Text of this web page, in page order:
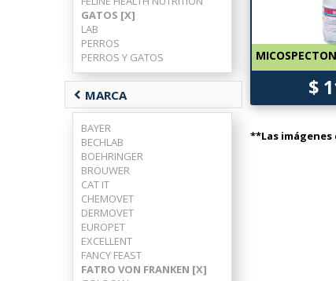
GATOS [X]
LAB
PERROS
PERROS Y GATOS
chevron_left MARCA
BAYER
BECHLAB
BOEHRINGER
BROUWER
CAT IT
CHEMOVET
DERMOVET
EUROPET
EXCELLENT
FANCY FEAST
FATRO VON FRANKEN [X]
$
**Las